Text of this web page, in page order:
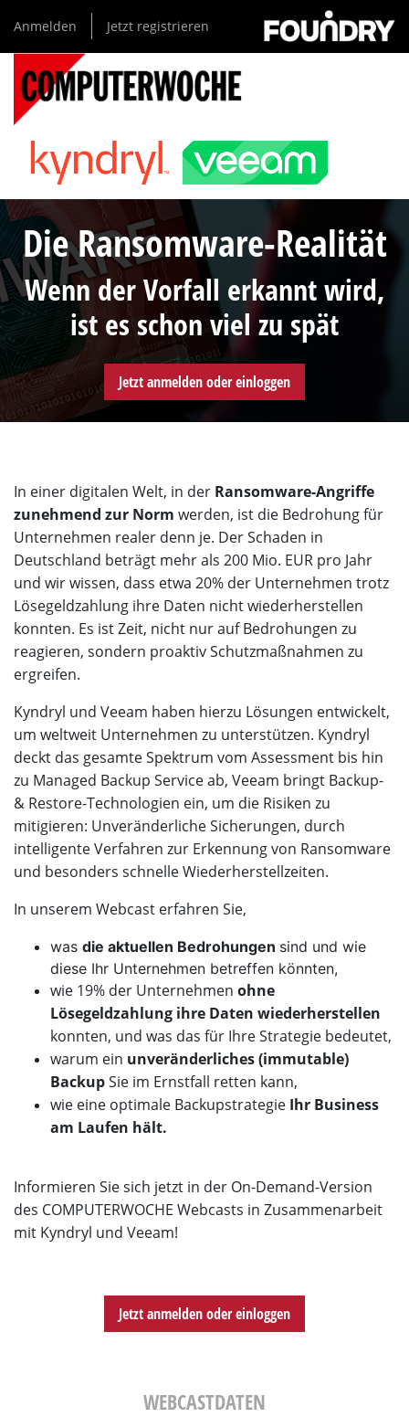
zum
Inhalt
Anmelden Jetzt registrieren
Die Ransomware-Realität
Wenn der Vorfall erkannt wird,
ist es schon viel zu spät
Jetzt anmelden oder einloggen
In einer digitalen Welt, in der Ransomware-Angriffe
zunehmend zur Norm werden, ist die Bedrohung für
Unternehmen realer denn je. Der Schaden in
Deutschland beträgt mehr als 200 Mio. EUR pro Jahr
und wir wissen, dass etwa 20% der Unternehmen trotz
Lösegeldzahlung ihre Daten nicht wiederherstellen
konnten. Es ist Zeit, nicht nur auf Bedrohungen zu
reagieren, sondern proaktiv Schutzmaßnahmen zu
ergreifen.
Kyndryl und Veeam haben hierzu Lösungen entwickelt,
um weltweit Unternehmen zu unterstützen. Kyndryl
deckt das gesamte Spektrum vom Assessment bis hin
zu Managed Backup Service ab, Veeam bringt Backup-
& Restore-Technologien ein, um die Risiken zu
mitigieren: Unveränderliche Sicherungen, durch
intelligente Verfahren zur Erkennung von Ransomware
und besonders schnelle Wiederherstellzeiten.
In unserem Webcast erfahren Sie,
was die aktuellen Bedrohungen sind und wie
diese Ihr Unternehmen betreffen könnten,
wie 19% der Unternehmen ohne
Lösegeldzahlung ihre Daten wiederherstellen
konnten, und was das für Ihre Strategie bedeutet,
warum ein unveränderliches (immutable)
BackupSie im Ernstfall retten kann,
wie eine optimale Backupstrategie Ihr Business
am Laufen hält.
Informieren Sie sich jetzt in der On-Demand-Version
des COMPUTERWOCHE Webcasts in Zusammenarbeit
mit Kyndryl und Veeam!
Jetzt anmelden oder einloggen
WEBCASTDATEN